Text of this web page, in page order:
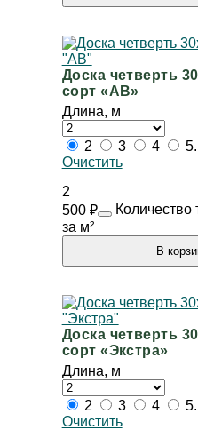
Доска четверть
сорт «АВ»
Длина, м
2 3 4
Очистить
2
500 ₽
за м²
Количество
В
Доска четверть
сорт «Экстра»
Длина, м
2 3 4
Очистить